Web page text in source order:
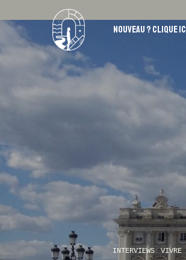
NOUVEAU ? CLIQUE
INTERVIEWS VIVRE